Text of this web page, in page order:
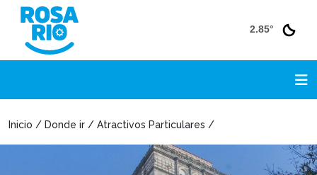
2.85°
Inicio / Donde ir / Atractivos Particulares /